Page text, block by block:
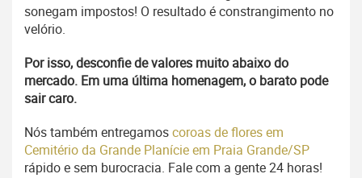
sonegam impostos! O resultado é constrangimento no
velório.
Por isso, desconfie de valores muito abaixo do
mercado. Em uma última homenagem, o barato pode
sair caro.
Nós também entregamoscoroas de flores em
Cemitério da Grande Planície em Praia Grande/SP
rápido e sem burocracia. Fale com a gente 24 horas!